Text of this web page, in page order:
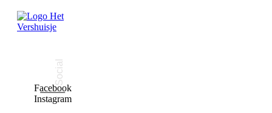
Spring
naar
de
Social
Facebook
Instagram